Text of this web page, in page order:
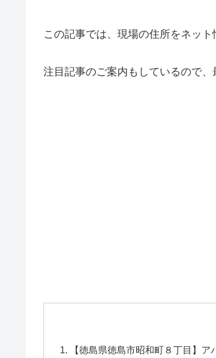
この記事では、現場の住所をネッ
注目記事のご案内もしているので、
【徳島県徳島市昭和町８丁目】